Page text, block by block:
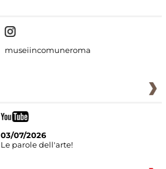
museiincomuneroma
03/07/2026
Le parole dell'arte!